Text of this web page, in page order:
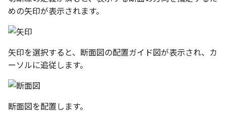
めの矢印が表示されます。
矢印を選択すると、断面図の配置ガイド図が表示され、カ
ーソルに追従します。
断面図を配置します。